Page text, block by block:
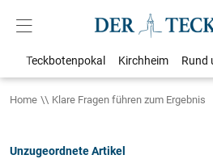
Teckbotenpokal Kirchheim Rund
Home Klare Fragen führen zum Ergebnis
Unzugeordnete Artikel